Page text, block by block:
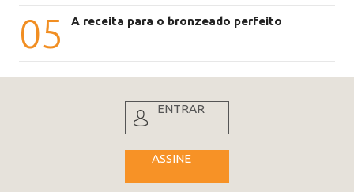
05 A receita para o bronzeado perfeito
ENTRAR
ASSINE